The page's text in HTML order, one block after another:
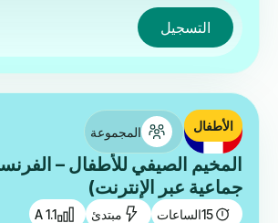
التسجيل
المجموعة
جماعية عبر الإنترنت)
الأطفال
15الساعات مبتدئ A 1.1